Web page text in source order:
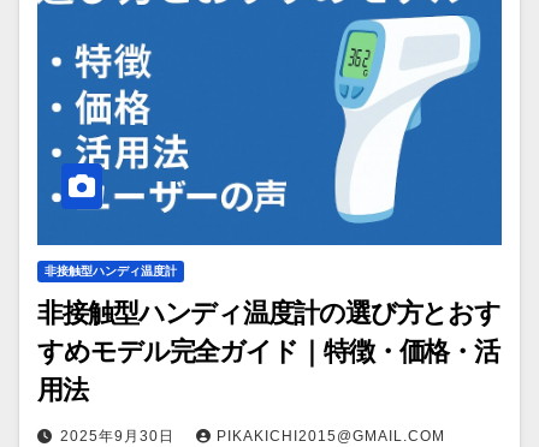
非接触型ハンディ温度計
非接触型ハンディ温度計の選び方とおす
すめモデル完全ガイド｜特徴・価格・活
用法
2025年9月30日 PIKAKICHI2015@GMAIL.COM